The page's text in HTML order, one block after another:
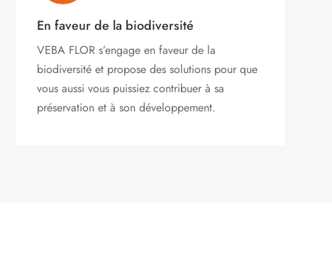
En faveur de la biodiversité
VEBA FLOR s’engage en faveur de la
biodiversité et propose des solutions pour que
vous aussi vous puissiez contribuer à sa
préservation et à son développement.